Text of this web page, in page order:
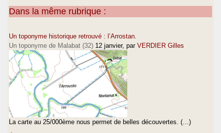
Dans la même rubrique :
Un toponyme historique retrouvé : l’Arrostan.
Un toponyme de Malabat (32) 12 janvier, par VERDIER Gilles
La carte au 25/000ème nous permet de belles découvertes. (…)